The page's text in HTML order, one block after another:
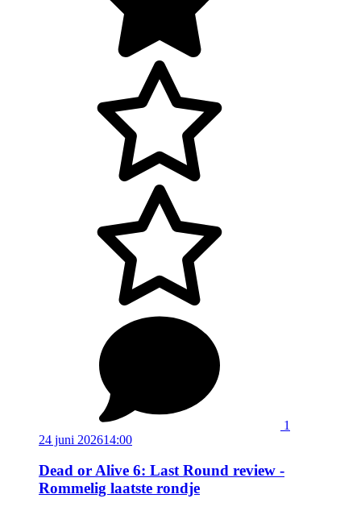
1
24 juni 202614:00
Dead or Alive 6: Last Round review -
Rommelig laatste rondje